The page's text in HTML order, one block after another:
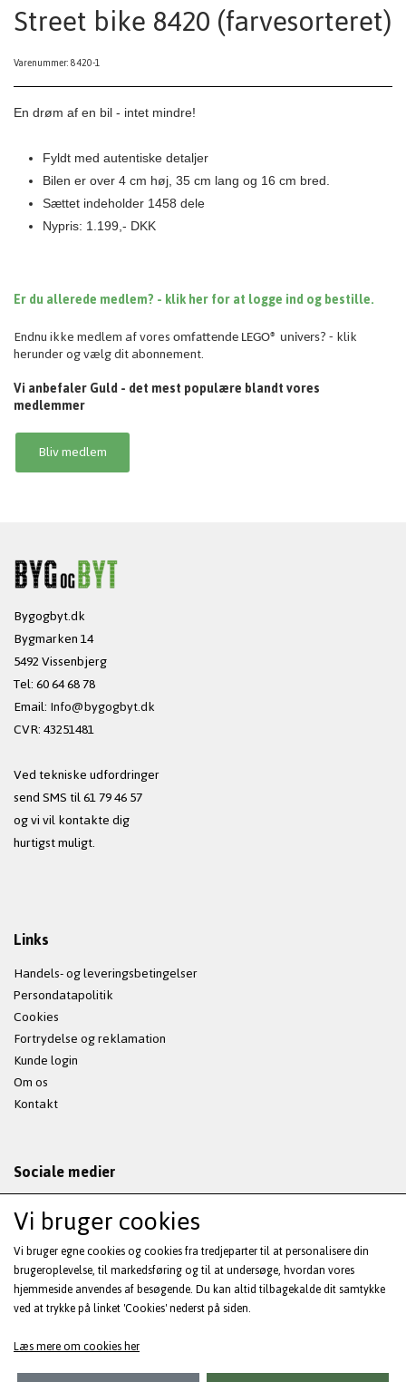
Street bike 8420 (farvesorteret)
Varenummer: 8420-1
En drøm af en bil - intet mindre!
Fyldt med autentiske detaljer
Bilen er over 4 cm høj, 35 cm lang og 16 cm bred.
Sættet indeholder 1458 dele
Nypris: 1.199,- DKK
Er du allerede medlem? - klik her for at logge ind og bestille.
Endnu ikke medlem af vores omfattende LEGO® univers? - klik
herunder og vælg dit abonnement.
Vi anbefaler Guld - det mest populære blandt vores
medlemmer
Bliv medlem
Bygogbyt.dk
Bygmarken 14
5492 Vissenbjerg
Tel: 60 64 68 78
Email:Info@bygogbyt.dk
CVR: 43251481
Ved tekniske udfordringer
send SMS til 61 79 46 57
og vi vil kontakte dig
hurtigst muligt.
Links
Handels- og leveringsbetingelser
Persondatapolitik
Cookies
Fortrydelse og reklamation
Kunde login
Om os
Kontakt
Sociale medier
Modtag vores nyhedsbrev via e-mail
Tilmeld
(mere information)
Vi bruger cookies
Vi bruger egne cookies og cookies fra tredjeparter til at personalisere din
brugeroplevelse, til markedsføring og til at undersøge, hvordan vores
hjemmeside anvendes af besøgende. Du kan altid tilbagekalde dit samtykke
ved at trykke på linket 'Cookies' nederst på siden.
Læs mere om cookies her